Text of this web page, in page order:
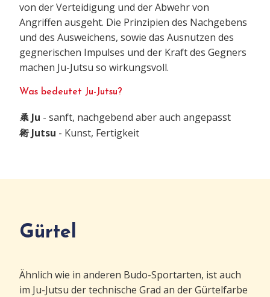
von der Verteidigung und der Abwehr von
Angriffen ausgeht. Die Prinzipien des Nachgebens
und des Ausweichens, sowie das Ausnutzen des
gegnerischen Impulses und der Kraft des Gegners
machen Ju-Jutsu so wirkungsvoll.
Was bedeutet Ju-Jutsu?
柔 Ju - sanft, nachgebend aber auch angepasst
術Jutsu - Kunst, Fertigkeit
Gürtel
Ähnlich wie in anderen Budo-Sportarten, ist auch
im Ju-Jutsu der technische Grad an der Gürtelfarbe